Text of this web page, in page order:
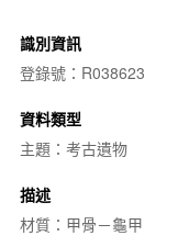
識別資訊
登錄號：R038623
資料類型
主題：考古遺物
描述
材質：甲骨－龜甲